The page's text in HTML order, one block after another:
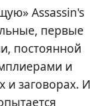
Assassin's
первые
постоянной
и
и заговорах. И